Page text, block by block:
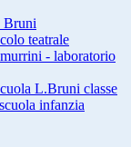
Bruni
teatrale
- laboratorio
L.Bruni classe
infanzia